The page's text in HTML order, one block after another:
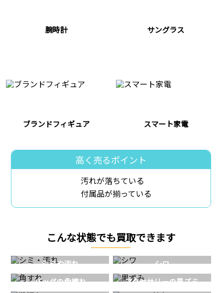
腕時計 サングラス
ブランドフィギュア スマート家電
高く売るポイント
汚れが落ちている
付属品が揃っている
こんな状態でも買取できます
シミや汚れ
シワ
バッグの角擦れ
アクセサリーの黒ズミ